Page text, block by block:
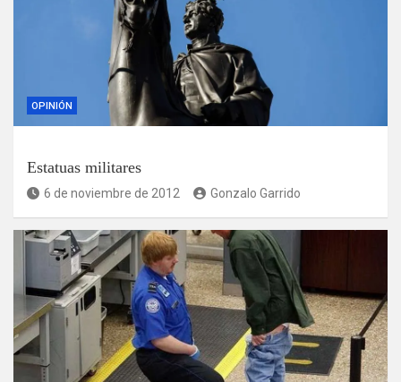
OPINIÓN
Estatuas militares
6 de noviembre de 2012 Gonzalo Garrido